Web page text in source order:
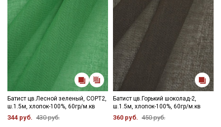
Батист цв.Лесной зеленый, СОРТ2,
ш.1.5м, хлопок-100%, 60гр/м.кв
344 руб. 430 руб.
Батист цв.Горький шоколад-2,
ш.1.5м, хлопок-100%, 60гр/м.кв
360 руб. 450 руб.